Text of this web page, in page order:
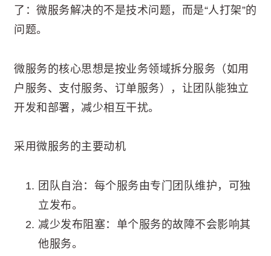
了：微服务解决的不是技术问题，而是“人打架”的
问题。
微服务的核心思想是按业务领域拆分服务（如用
户服务、支付服务、订单服务），让团队能独立
开发和部署，减少相互干扰。
采用微服务的主要动机
团队自治：每个服务由专门团队维护，可独
立发布。
减少发布阻塞：单个服务的故障不会影响其
他服务。